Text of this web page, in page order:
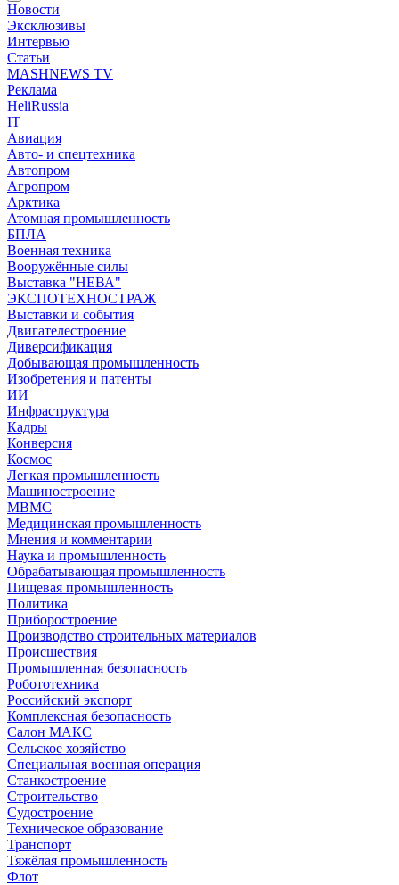
Новости
Эксклюзивы
Интервью
Статьи
MASHNEWS TV
Реклама
HeliRussia
IT
Авиация
Авто- и спецтехника
Автопром
Агропром
Арктика
Атомная промышленность
БПЛА
Военная техника
Вооружённые силы
Выставка "НЕВА"
ЭКСПОТЕХНОСТРАЖ
Выставки и события
Двигателестроение
Диверсификация
Добывающая промышленность
Изобретения и патенты
ИИ
Инфраструктура
Кадры
Конверсия
Космос
Легкая промышленность
Машиностроение
МВМС
Медицинская промышленность
Мнения и комментарии
Наука и промышленность
Обрабатывающая промышленность
Пищевая промышленность
Политика
Приборостроение
Производство строительных материалов
Происшествия
Промышленная безопасность
Робототехника
Российский экспорт
Комплексная безопасность
Салон МАКС
Сельское хозяйство
Специальная военная операция
Станкостроение
Строительство
Судостроение
Техническое образование
Транспорт
Тяжёлая промышленность
Флот